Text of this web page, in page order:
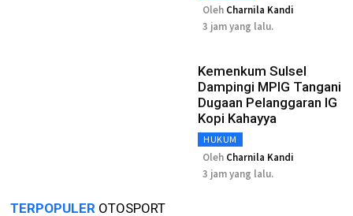
Oleh Charnila Kandi
3 jam yang lalu.
Kemenkum Sulsel
Dampingi MPIG Tangani
Dugaan Pelanggaran IG
Kopi Kahayya
HUKUM
Oleh Charnila Kandi
3 jam yang lalu.
TERPOPULER OTOSPORT